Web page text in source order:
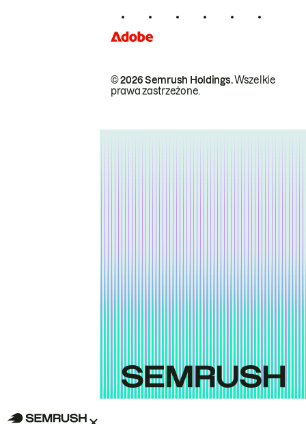
© 2026 Semrush Holdings.Wszelkie
prawa zastrzeżone.